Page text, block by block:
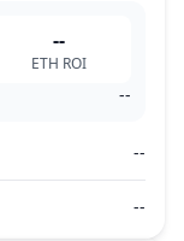
--
ETH ROI
--
--
--